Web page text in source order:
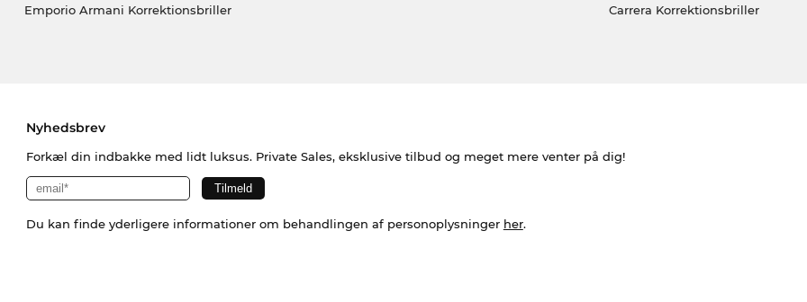
Emporio Armani Korrektionsbriller
Carrera Korrektionsbriller
Nyhedsbrev
Forkæl din indbakke med lidt luksus. Private Sales, eksklusive tilbud og meget mere venter på dig!
Du kan finde yderligere informationer om behandlingen af personoplysninger her.